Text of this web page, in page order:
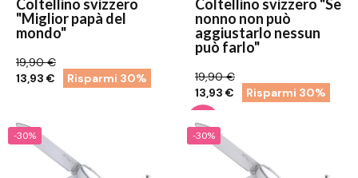
Coltellino svizzero
"Miglior papà del
mondo"
19,90 €
13,93 €
Risparmi 30%
Coltellino svizzero "Se
nonno non può
aggiustarlo nessun
può farlo"
19,90 €
13,93 €
Risparmi 30%
-30% -30%